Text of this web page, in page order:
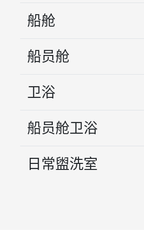
船舱
船员舱
卫浴
船员舱卫浴
日常盥洗室